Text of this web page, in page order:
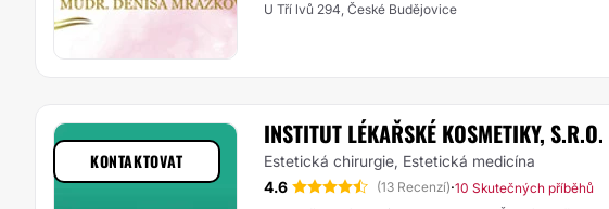
U Tří lvů 294, České Budějovice
INSTITUT LÉKAŘSKÉ KOSMETIKY, S.R.O.
Estetická chirurgie, Estetická medicína
4.6
(13 Recenzí)·10 Skutečných příběhů
KONTAKTOVAT